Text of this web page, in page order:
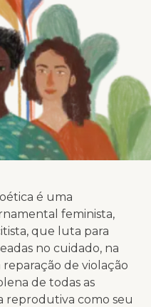
é uma
feminista,
que luta para
no cuidado, na
de violação
de todas as
reprodutiva como seu